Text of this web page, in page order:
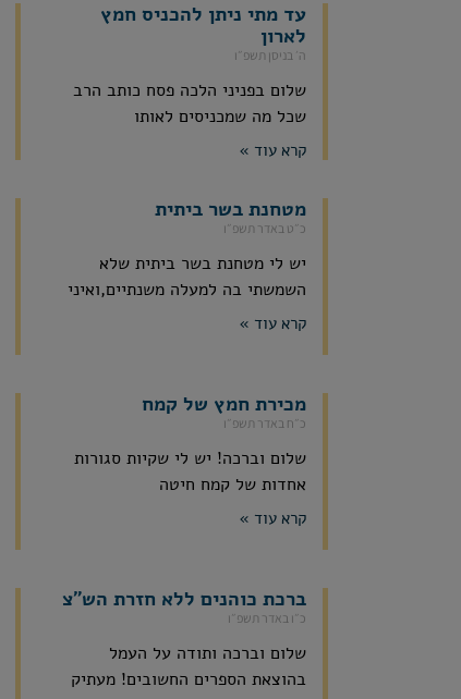
עד מתי ניתן להכניס חמץ
לארון
ה׳ בניסן תשפ״ו
שלום בפניני הלכה פסח כותב הרב
שכל מה שמכניסים לאותו
קרא עוד »
מטחנת בשר ביתית
כ״ט באדר תשפ״ו
יש לי מטחנת בשר ביתית שלא
השמשתי בה למעלה משנתיים,ואיני
קרא עוד »
מכירת חמץ של קמח
כ״ח באדר תשפ״ו
שלום וברכה! יש לי שקיות סגורות
אחדות של קמח חיטה
קרא עוד »
ברכת כוהנים ללא חזרת הש"צ
כ״ו באדר תשפ״ו
שלום וברכה ותודה על העמל
בהוצאת הספרים החשובים! מעתיק